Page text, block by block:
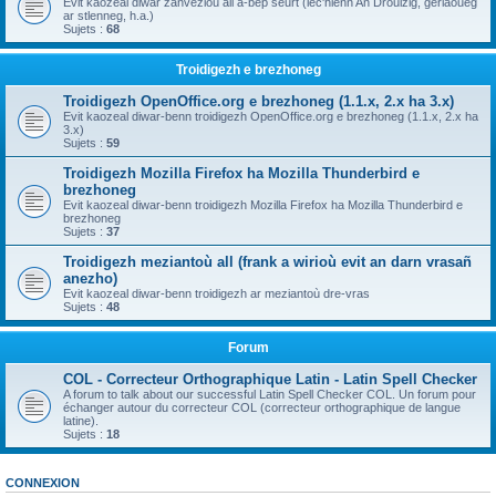
ar stlenneg, h.a.)
Sujets : 68
Troidigezh e brezhoneg
Troidigezh OpenOffice.org e brezhoneg (1.1.x, 2.x ha 3.x)
Evit kaozeal diwar-benn troidigezh OpenOffice.org e brezhoneg (1.1.x, 2.x ha
3.x)
Sujets : 59
Troidigezh Mozilla Firefox ha Mozilla Thunderbird e
brezhoneg
Evit kaozeal diwar-benn troidigezh Mozilla Firefox ha Mozilla Thunderbird e
brezhoneg
Sujets : 37
Troidigezh meziantoù all (frank a wirioù evit an darn vrasañ
anezho)
Evit kaozeal diwar-benn troidigezh ar meziantoù dre-vras
Sujets : 48
Forum
COL - Correcteur Orthographique Latin - Latin Spell Checker
A forum to talk about our successful Latin Spell Checker COL. Un forum pour
échanger autour du correcteur COL (correcteur orthographique de langue
latine).
Sujets : 18
CONNEXION